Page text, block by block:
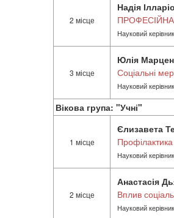
2 місце
Надія
ПРОФЕСІЙНА
Науковий
3 місце
Юлія
Соціальні
Науковий
Вікова група: "Учні"
1 місце
Єлизавета
Профілактика
Науковий
2 місце
Анастасія
Вплив
Науковий